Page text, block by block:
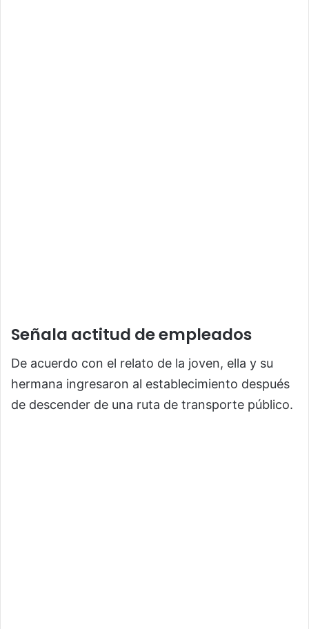
Señala actitud de empleados
De acuerdo con el relato de la joven, ella y su
hermana ingresaron al establecimiento después
de descender de una ruta de transporte público.